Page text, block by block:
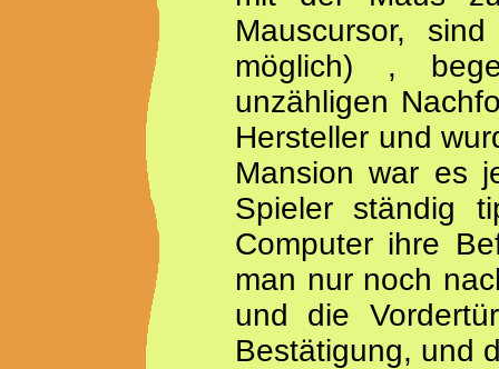
Mauscursor,
möglich) ,
unzähligen
Hersteller und
Mansion war es
Spieler ständig
Computer ihre
man nur noch
und die
Bestätigung, und